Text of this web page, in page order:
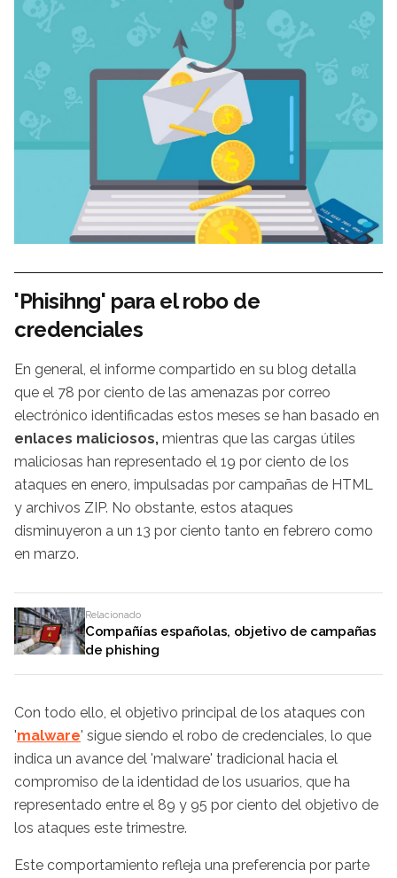
'Phisihng' para el robo de
credenciales
En general, el informe compartido en su blog detalla
que el 78 por ciento de las amenazas por correo
electrónico identificadas estos meses se han basado en
enlaces maliciosos, mientras que las cargas útiles
maliciosas han representado el 19 por ciento de los
ataques en enero, impulsadas por campañas de HTML
y archivos ZIP. No obstante, estos ataques
disminuyeron a un 13 por ciento tanto en febrero como
en marzo.
Relacionado
Compañías españolas, objetivo de campañas
de phishing
Con todo ello, el objetivo principal de los ataques con
'malware' sigue siendo el robo de credenciales, lo que
indica un avance del 'malware' tradicional hacia el
compromiso de la identidad de los usuarios, que ha
representado entre el 89 y 95 por ciento del objetivo de
los ataques este trimestre.
Este comportamiento refleja una preferencia por parte